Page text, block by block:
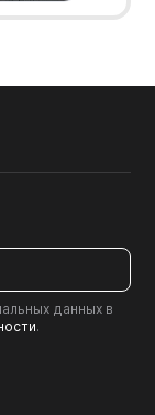
данных в
.